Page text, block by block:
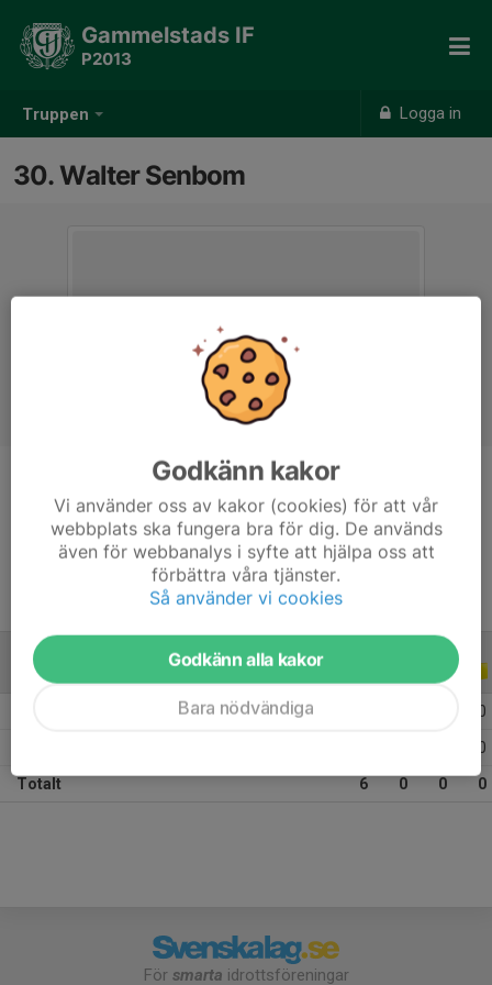
Truppen Logga in
Gammelstads IF
P2013
30. Walter Senbom
Ålder
13 år
ALLA SERIER
0
0
Totalt 6 0 0 0
För smarta idrottsföreningar
Godkänn kakor
Vi använder oss av kakor (cookies) för att vår
webbplats ska fungera bra för dig. De används
även för webbanalys i syfte att hjälpa oss att
förbättra våra tjänster.
Så använder vi cookies
Godkänn alla kakor
Bara nödvändiga